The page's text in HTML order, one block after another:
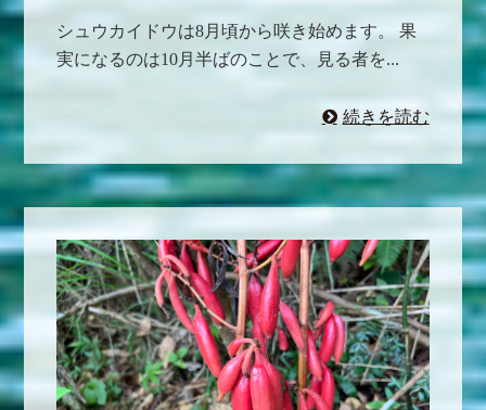
シュウカイドウは8月頃から咲き始めます。 果
実になるのは10月半ばのことで、見る者を...
続きを読む